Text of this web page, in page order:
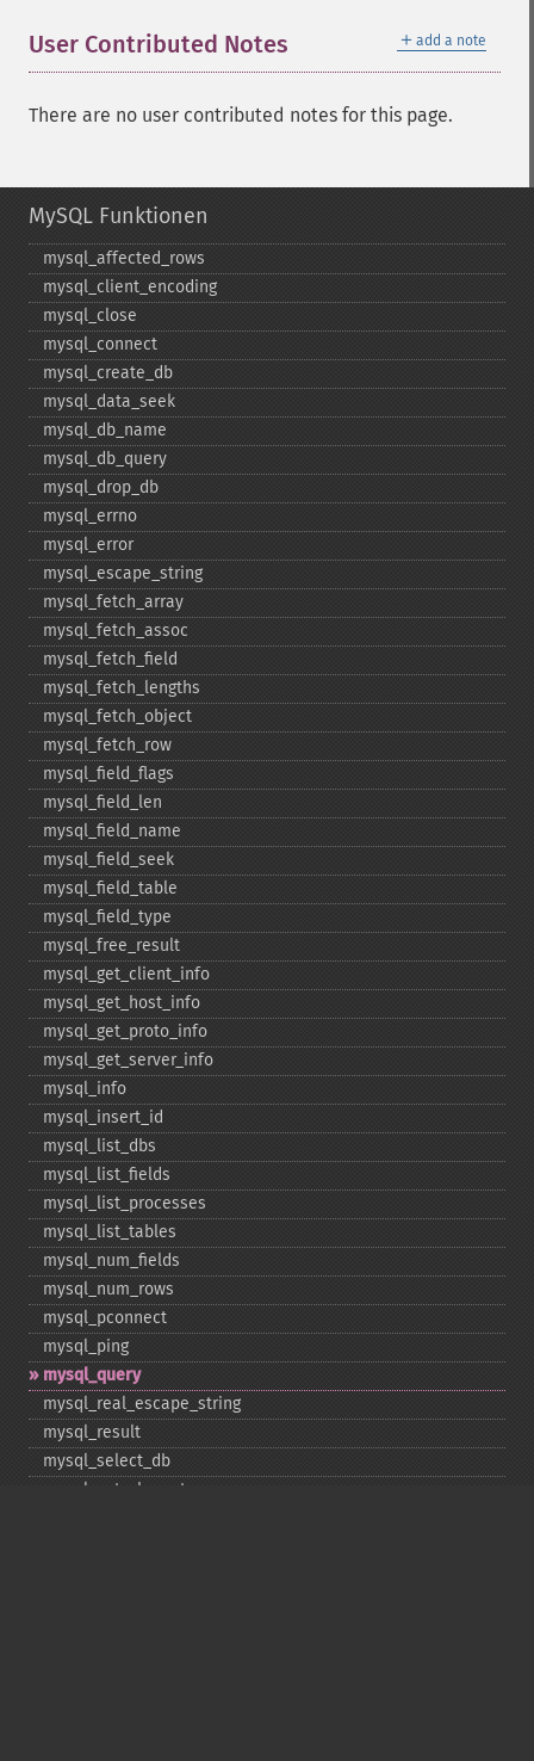
＋ add a note
User Contributed Notes
There are no user contributed notes for this page.
MySQL Funktionen
mysql_​affected_​rows
mysql_​client_​encoding
mysql_​close
mysql_​connect
mysql_​create_​db
mysql_​data_​seek
mysql_​db_​name
mysql_​db_​query
mysql_​drop_​db
mysql_​errno
mysql_​error
mysql_​escape_​string
mysql_​fetch_​array
mysql_​fetch_​assoc
mysql_​fetch_​field
mysql_​fetch_​lengths
mysql_​fetch_​object
mysql_​fetch_​row
mysql_​field_​flags
mysql_​field_​len
mysql_​field_​name
mysql_​field_​seek
mysql_​field_​table
mysql_​field_​type
mysql_​free_​result
mysql_​get_​client_​info
mysql_​get_​host_​info
mysql_​get_​proto_​info
mysql_​get_​server_​info
mysql_​info
mysql_​insert_​id
mysql_​list_​dbs
mysql_​list_​fields
mysql_​list_​processes
mysql_​list_​tables
mysql_​num_​fields
mysql_​num_​rows
mysql_​pconnect
mysql_​ping
mysql_​query
mysql_​real_​escape_​string
mysql_​result
mysql_​select_​db
mysql_​set_​charset